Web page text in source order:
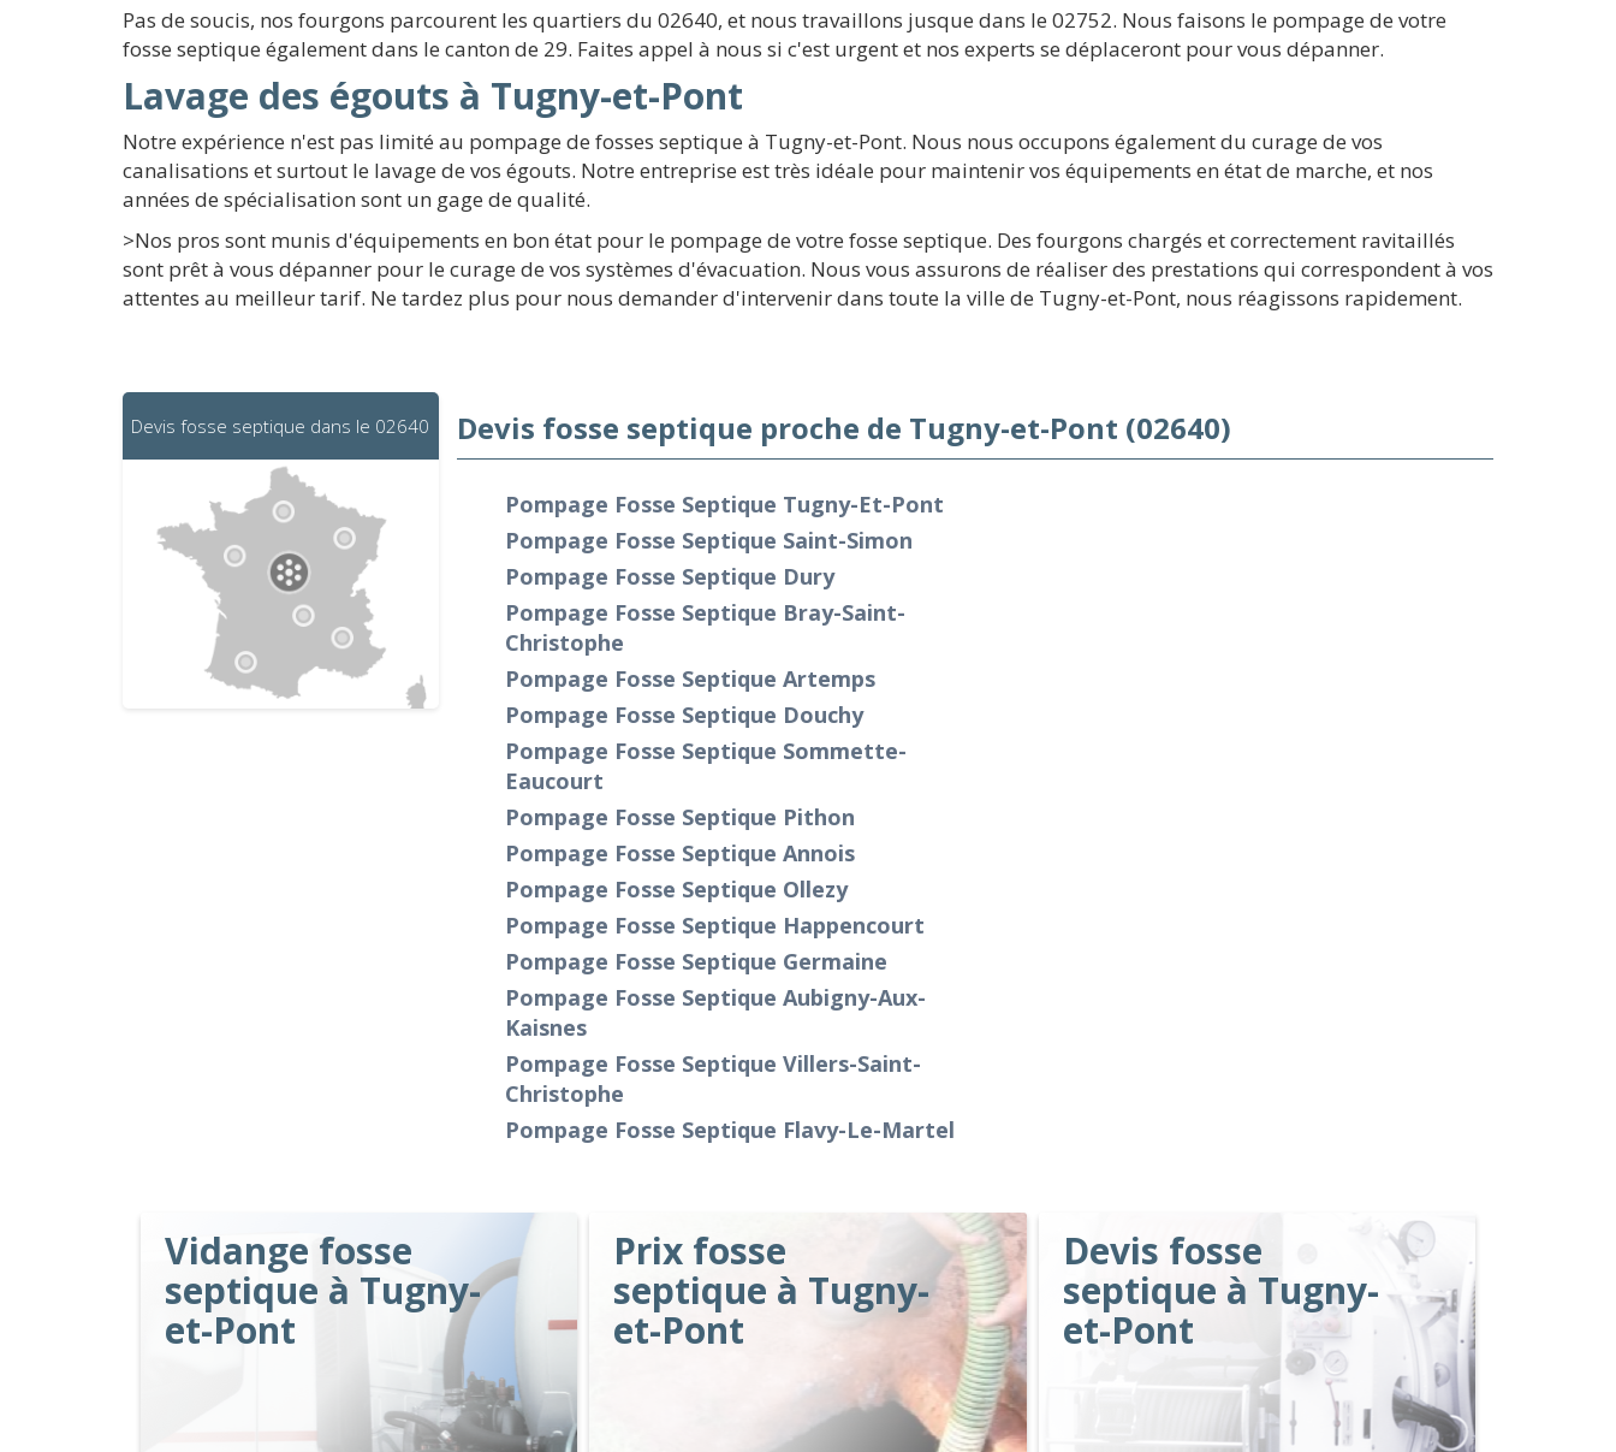
Pas de soucis, nos fourgons parcourent les quartiers du 02640, et nous travaillons jusque dans le 02752. Nous faisons le pompage de votre
fosse septique également dans le canton de 29. Faites appel à nous si c'est urgent et nos experts se déplaceront pour vous dépanner.
Lavage des égouts à Tugny-et-Pont
Notre expérience n'est pas limité au pompage de fosses septique à Tugny-et-Pont. Nous nous occupons également du curage de vos
canalisations et surtout le lavage de vos égouts. Notre entreprise est très idéale pour maintenir vos équipements en état de marche, et nos
années de spécialisation sont un gage de qualité.
>Nos pros sont munis d'équipements en bon état pour le pompage de votre fosse septique. Des fourgons chargés et correctement ravitaillés
sont prêt à vous dépanner pour le curage de vos systèmes d'évacuation. Nous vous assurons de réaliser des prestations qui correspondent à vos
attentes au meilleur tarif. Ne tardez plus pour nous demander d'intervenir dans toute la ville de Tugny-et-Pont, nous réagissons rapidement.
Devis fosse septique dans le 02640 Devis fosse septique proche de Tugny-et-Pont (02640)
Pompage Fosse Septique Tugny-Et-Pont
Pompage Fosse Septique Saint-Simon
Pompage Fosse Septique Dury
Pompage Fosse Septique Bray-Saint-
Christophe
Pompage Fosse Septique Artemps
Pompage Fosse Septique Douchy
Pompage Fosse Septique Sommette-
Eaucourt
Pompage Fosse Septique Pithon
Pompage Fosse Septique Annois
Pompage Fosse Septique Ollezy
Pompage Fosse Septique Happencourt
Pompage Fosse Septique Germaine
Pompage Fosse Septique Aubigny-Aux-
Kaisnes
Pompage Fosse Septique Villers-Saint-
Christophe
Pompage Fosse Septique Flavy-Le-Martel
Vidange fosse
septique à Tugny-
et-Pont
Prix fosse
septique à Tugny-
et-Pont
Devis fosse
septique à Tugny-
et-Pont